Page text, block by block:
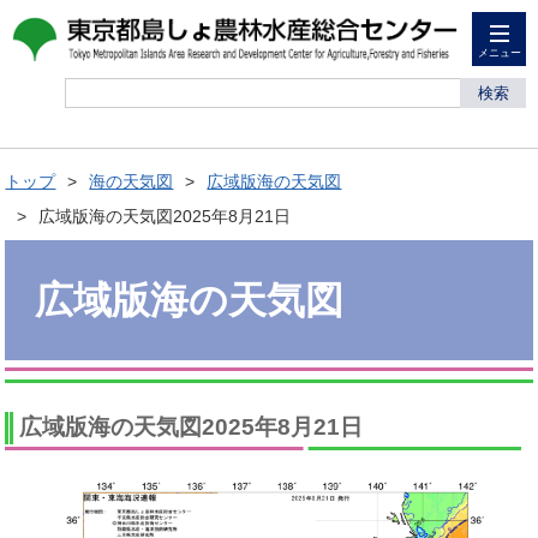
メニュー
検索
トップ 海の天気図
広域版海の天気図
広域版海の天気図2025年8月21日
広域版海の天気図
広域版海の天気図2025年8月21日